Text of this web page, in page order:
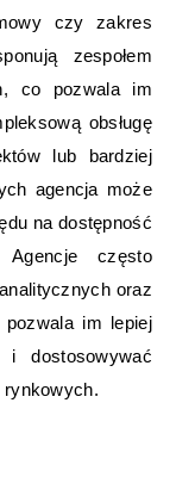
czy zakres
zespołem
co pozwala im
obsługę
lub bardziej
agencja może
na dostępność
Agencje często
oraz
pozwala im lepiej
i dostosowywać
rynkowych.